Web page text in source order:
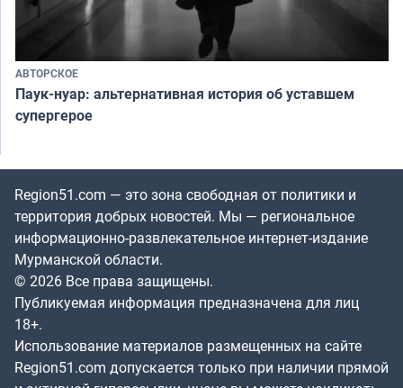
АВТОРСКОЕ
Паук-нуар: альтернативная история об уставшем
супергерое
Region51.com — это зона свободная от политики и
территория добрых новостей. Мы — региональное
информационно-развлекательное интернет-издание
Мурманской области.
© 2026 Все права защищены.
Публикуемая информация предназначена для лиц
18+.
Использование материалов размещенных на сайте
Region51.com допускается только при наличии прямой